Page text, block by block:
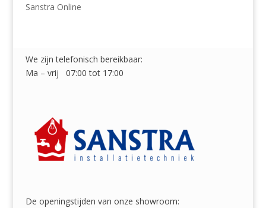
Sanstra Online
We zijn telefonisch bereikbaar:
Ma – vrij 07:00 tot 17:00
De openingstijden van onze showroom: